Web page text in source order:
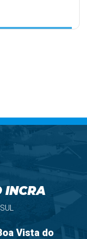
INCRA
Vista do